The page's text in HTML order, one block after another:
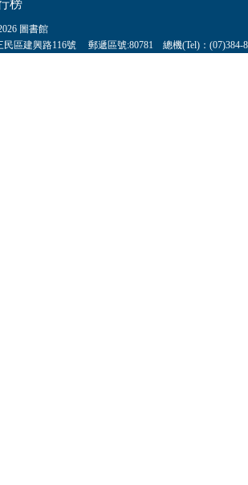
榜
圖書館
民區建興路116號 郵遞區號:80781 總機(Tel)：(07)384-